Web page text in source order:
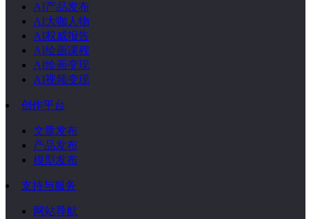
AI产品发布
AI大咖人物
AI权威报告
AI绘画课程
AI绘画变现
AI视频变现
创作平台
文章发布
产品发布
模型发布
支持与服务
网站导航